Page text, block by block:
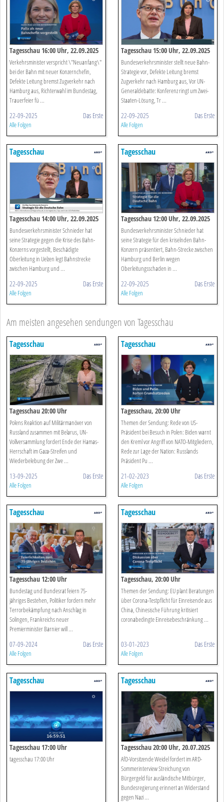
Tagesschau 16:00 Uhr, 22.09.2025
Verkehrsminister verspricht \"Neuanfang\"
bei der Bahn mit neuer Konzernchefin,
Defekte Leitung bremst Zugverkehr nach
Hamburg aus, Richterwahl im Bundestag,
Trauerfeier fü ...
22-09-2025 Das Erste
Alle Folgen
Tagesschau 15:00 Uhr, 22.09.2025
Bundesverkehrsminister stellt neue Bahn-
Strategie vor, Defekte Leitung bremst
Zugverkehr nach Hamburg aus, Vor UN-
Generaldebatte: Konferenz ringt um Zwei-
Staaten-Lösung, Tr ...
22-09-2025 Das Erste
Alle Folgen
Tagesschau
Tagesschau 14:00 Uhr, 22.09.2025
Bundesverkehrsminister Schnieder hat
seine Strategie gegen die Krise des Bahn-
Konzerns vorgestellt, Beschädigte
Oberleitung in Uelzen legt Bahnstrecke
zwischen Hamburg und ...
22-09-2025 Das Erste
Alle Folgen
Tagesschau
Tagesschau 12:00 Uhr, 22.09.2025
Bundesverkehrsminister Schnieder hat
seine Strategie für den kriselnden Bahn-
Konzern präsentiert, Bahn-Strecke zwischen
Hamburg und Berlin wegen
Oberleitungsschaden in ...
22-09-2025 Das Erste
Alle Folgen
Am meisten angesehen sendungen von Tagesschau
Tagesschau
Tagesschau 20:00 Uhr
Polens Reaktion auf Militärmanöver von
Russland zusammen mit Belarus, UN-
Vollversammlung fordert Ende der Hamas-
Herrschaft im Gaza-Streifen und
Wiederbelebung der Zwe ...
13-09-2025 Das Erste
Alle Folgen
Tagesschau
Tagesschau, 20:00 Uhr
Themen der Sendung: Rede von US-
Präsident bei Besuch in Polen: Biden warnt
den Kreml vor Angriff von NATO-Mitgliedern,
Rede zur Lage der Nation: Russlands
Präsident Pu ...
21-02-2023 Das Erste
Alle Folgen
Tagesschau
Tagesschau 12:00 Uhr
Bundestag und Bundesrat feiern 75-
jähriges Bestehen, Politiker fordern mehr
Terrorbekämpfung nach Anschlag in
Solingen, Frankreichs neuer
Premierminister Barnier will ...
07-09-2024 Das Erste
Alle Folgen
Tagesschau
Tagesschau, 20:00 Uhr
Themen der Sendung: EU plant Beratungen
über Corona-Testpflicht für Einreisende aus
China, Chinesische Führung kritisiert
coronabedingte Einreisebeschränkung ...
03-01-2023 Das Erste
Alle Folgen
Tagesschau
Tagesschau 17:00 Uhr
tagesschau 17:00 Uhr
Tagesschau
Tagesschau 20:00 Uhr, 20.07.2025
AfD-Vorsitzende Weidel fordert im ARD-
Sommerinterview Streichung von
Bürgergeld für ausländische Mitbürger,
Bundesregierung erinnert an Widerstand
gegen Nazi ...